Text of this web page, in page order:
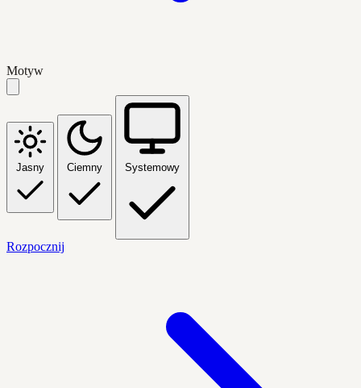
Motyw
Jasny Ciemny Systemowy
Rozpocznij